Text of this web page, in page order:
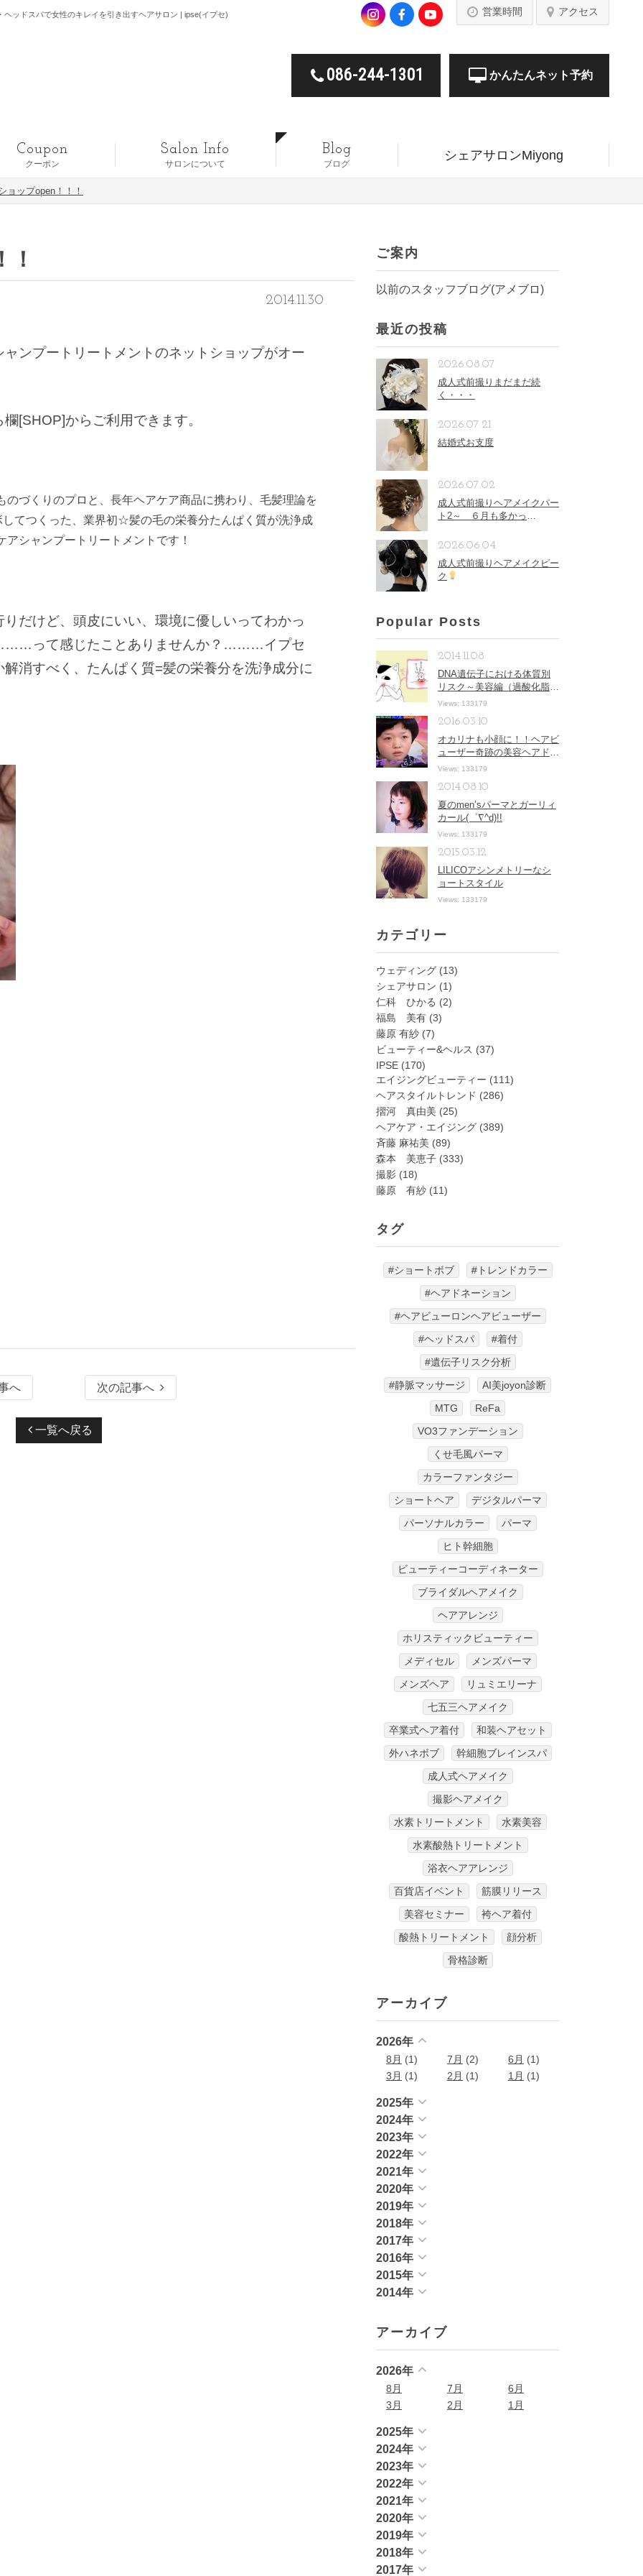
ッドスパで女性のキレイを引き出すヘアサロン | ipse(イプセ) 営業時間 アクセス
086-244-1301 かんたんネット予約
クーポン
Coupon
サロンについて
Salon Info
ブログ
Blog シェアサロンMiyong
ョップopen！！！
2014.11.30
ンプートリートメントのネットショップがオー
[SHOP]からご利用できます。
づくりのプロと、長年ヘアケア商品に携わり、毛髪理論を
てつくった、業界初☆髪の毛の栄養分たんぱく質が洗浄成
シャンプートリートメントです！
だけど、頭皮にいい、環境に優しいってわかっ
って感じたことありませんか？………イプセ
消すべく、たんぱく質=髪の栄養分を洗浄成分に
へ 次の記事へ
一覧へ戻る
ご案内
以前のスタッフブログ(アメブロ)
最近の投稿
成人式前撮りまだまだ続
く・・・
2026.08.07
結婚式お支度
2026.07.21
成人式前撮りヘアメイクパー
ト2～ ６月も多かっ
2026.07.02
成人式前撮りヘアメイクピー
ク
2026.06.04
Popular Posts
DNA遺伝子における体質別
リスク～美容編（過酸化脂
質）
2014.11.08
Views: 133179
オカリナも小顔に！！ヘアビ
ューザー奇跡の美容ヘアドラ
イヤー！！
2016.03.10
Views: 133179
夏のmen’sパーマとガーリィ
カール(゜∇^d)!!
2014.08.10
Views: 133179
LILICOアシンメトリーなシ
ョートスタイル
2015.03.12
Views: 133179
カテゴリー
ウェディング (13)
シェアサロン (1)
仁科 ひかる (2)
福島 美有 (3)
藤原 有紗 (7)
ビューティー&ヘルス (37)
IPSE (170)
エイジングビューティー (111)
ヘアスタイルトレンド (286)
摺河 真由美 (25)
ヘアケア・エイジング (389)
斉藤 麻祐美 (89)
森本 美恵子 (333)
撮影 (18)
藤原 有紗 (11)
タグ
#ショートボブ
#トレンドカラー
#ヘアドネーション
#ヘアビューロンヘアビューザー
#ヘッドスパ
#着付
#遺伝子リスク分析
#静脈マッサージ
AI美joyon診断
MTG
ReFa
VO3ファンデーション
くせ毛風パーマ
カラーファンタジー
ショートヘア
デジタルパーマ
パーソナルカラー
パーマ
ヒト幹細胞
ビューティーコーディネーター
ブライダルヘアメイク
ヘアアレンジ
ホリスティックビューティー
メディセル
メンズパーマ
メンズヘア
リュミエリーナ
七五三ヘアメイク
卒業式ヘア着付
和装ヘアセット
外ハネボブ
幹細胞ブレインスパ
成人式ヘアメイク
撮影ヘアメイク
水素トリートメント
水素美容
水素酸熱トリートメント
浴衣ヘアアレンジ
百貨店イベント
筋膜リリース
美容セミナー
袴ヘア着付
酸熱トリートメント
顔分析
骨格診断
アーカイブ
2026年
8月 (1) 7月 (2) 6月 (1)
3月 (1) 2月 (1) 1月 (1)
2025年
2024年
2023年
2022年
2021年
2020年
2019年
2018年
2017年
2016年
2015年
2014年
アーカイブ
2026年
8月 7月
6月
3月
2月 1月
2025年
2024年
2023年
2022年
2021年
2020年
2019年
2018年
2017年